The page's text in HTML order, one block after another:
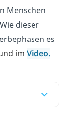
Menschen
dieser
es
imVideo.